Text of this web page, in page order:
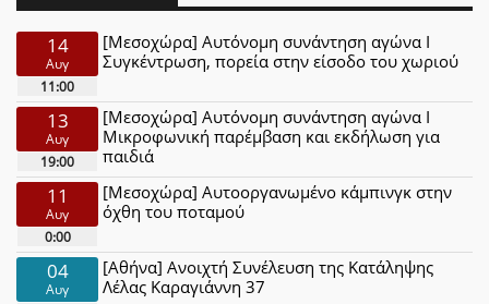
14
Αυγ
11:00
[Μεσοχώρα] Αυτόνομη συνάντηση αγώνα Ι
Συγκέντρωση, πορεία στην είσοδο του χωριού
13
Αυγ
19:00
[Μεσοχώρα] Αυτόνομη συνάντηση αγώνα Ι
Μικροφωνική παρέμβαση και εκδήλωση για
παιδιά
11
Αυγ
0:00
[Μεσοχώρα] Αυτοοργανωμένο κάμπινγκ στην
όχθη του ποταμού
04
Αυγ
[Αθήνα] Ανοιχτή Συνέλευση της Κατάληψης
Λέλας Καραγιάννη 37